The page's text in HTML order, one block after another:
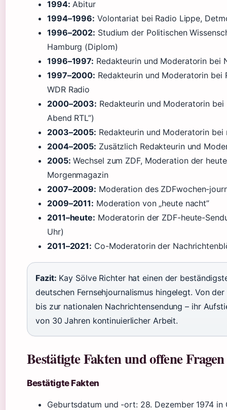
1994: Abitur
1994–1996: Volontariat bei Radio Lippe,
1996–2002: Studium der Politischen
Hamburg (Diplom)
1996–1997: Redakteurin und Moderatorin bei
1997–2000: Redakteurin und Moderatorin bei
WDR Radio
2000–2003: Redakteurin und Moderatorin bei
Abend RTL”)
2003–2005: Redakteurin und Moderatorin bei
2004–2005: Zusätzlich Redakteurin und
2005: Wechsel zum ZDF, Moderation der
Morgenmagazin
2007–2009: Moderation des ZDFwochen-
2009–2011: Moderation von „heute nacht”
2011–heute: Moderatorin der ZDF-heute-
Uhr)
2011–2021: Co-Moderatorin der
Fazit: Kay Sölve Richter hat einen der
deutschen Fernsehjournalismus hingelegt. Von
bis zur nationalen Nachrichtensendung – ihr
von 30 Jahren kontinuierlicher Arbeit.
Bestätigte Fakten und offene Fragen
Bestätigte Fakten
Geburtsdatum und -ort: 28. Dezember 1974 in